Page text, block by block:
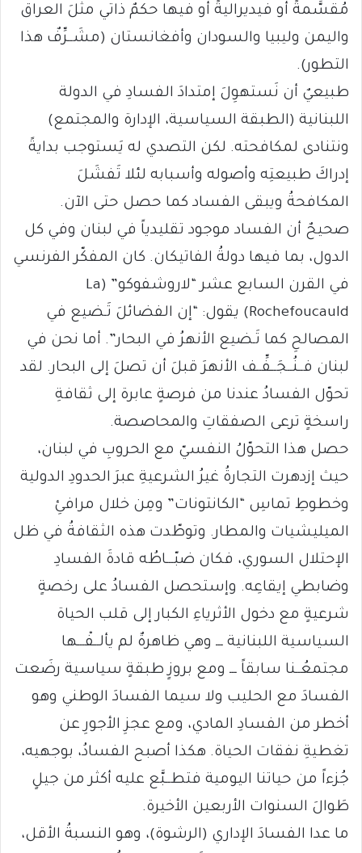
مُقسَّمةً أو فيديراليةً أو فيها حكمٌ ذاتي مثلَ العراق
واليمن وليبيا والسودان وأفغانستان (مشَــرِّفٌ هذا
التطور).
طبيعيٌ أن نَستهوِلَ إمتدادَ الفسادِ في الدولة
اللبنانية (الطبقة السياسية، الإدارة والمجتمع)
ونتنادى لمكافحته. لكن التصدي له يَستوجب بدايةً
إدراكَ طبيعتِه وأصوله وأسبابه لئلا تَفشَلَ
المكافحةُ ويبقى الفساد كما حصل حتى الآن.
صحيحٌ أن الفساد موجود تقليدياً في لبنان وفي كل
الدول، بما فيها دولةُ الفاتيكان. كان المفكّر الفرنسي
في القرن السابع عشر “لاروشفوكو” (La
Rochefoucauld) يقول: “إن الفضائلَ تَـضيع في
المصالحِ كما تَـضيع الأنهرُ في البحار”. أما نحن في
لبنان فــنُــجَــفِّــف الأنهرَ قبلَ أن تصلَ إلى البحار. لقد
تحوّل الفسادُ عندنا من فرصةٍ عابرة إلى ثقافةِ
راسخةٍ ترعى الصفقاتِ والمحاصصة.
حصل هذا التحوّلُ النفسيّ مع الحروبِ في لبنان،
حيث إزدهرت التجارةُ غيرُ الشرعيةِ عبرَ الحدودِ الدولية
وخطوطِ تماسِ “الكانتونات” ومِن خلال مرافئِ
الميليشيات والمطار. وتوطّدت هذه الثقافةُ في ظل
الإحتلال السوري، فكان ضبّـــاطُه قادةَ الفسادِ
وضابطي إيقاعِه. وإستحصل الفسادُ على رخصةٍ
شرعيةٍ مع دخول الأثرياءِ الكبار إلى قلب الحياة
السياسية اللبنانية ـــ وهي ظاهرةٌ لم يألــفْـــها
مجتمعُــنا سابقاً ـــ ومع بروزٍ طبقةٍ سياسية رضَعت
الفسادَ مع الحليب ولا سيما الفسادَ الوطني وهو
أخطر من الفسادِ المادي، ومع عجزِ الأجورِ عن
تغطيةِ نفقات الحياة. هكذا أصبح الفسادُ، بوجهيه،
جُزءاً من حياتنا اليومية فتطــبَّع عليه أكثر من جيلٍ
طَوالَ السنوات الأربعين الأخيرة.
ما عدا الفسادَ الإداري (الرشوة)، وهو النسبةُ الأقل،